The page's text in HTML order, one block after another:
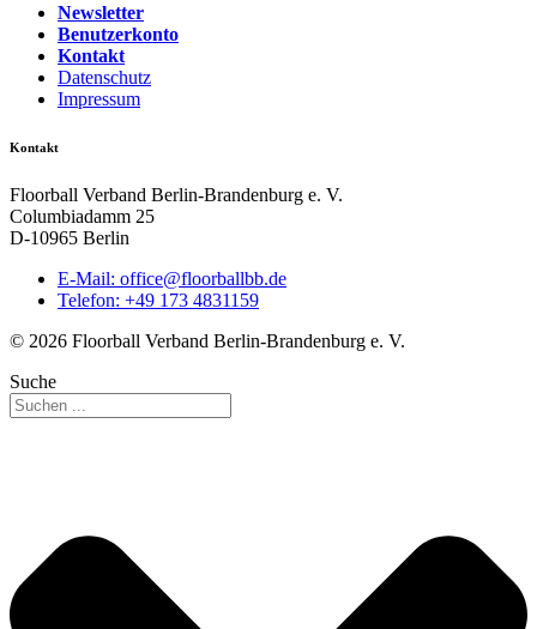
Newsletter
Benutzerkonto
Kontakt
Datenschutz
Impressum
Kontakt
Floorball Verband Berlin-Brandenburg e. V.
Columbiadamm 25
D-10965 Berlin
E-Mail: ed.bbllabroolf@eciffo
Telefon: +49 173 4831159
© 2026 Floorball Verband Berlin-Brandenburg e. V.
Suche